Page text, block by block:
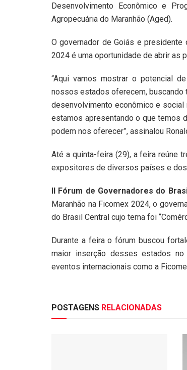
Desenvolvimento Econômico e
Agropecuária do Maranhão (Aged).
O governador de Goiás e presidente
2024 é uma oportunidade de abrir as
“Aqui vamos mostrar o potencial
nossos estados oferecem, buscando
desenvolvimento econômico e
estamos apresentando o que temos
podem nos oferecer”, assinalou
Até a quinta-feira (29), a feira reúne
expositores de diversos países e
II Fórum de Governadores do
Maranhão na Ficomex 2024, o
do Brasil Central cujo tema foi
Durante a feira o fórum buscou
maior inserção desses estados
eventos internacionais como a
POSTAGENS RELACIONADAS